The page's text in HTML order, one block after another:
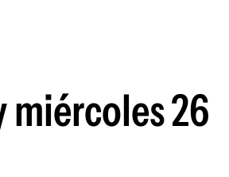
miércoles 26